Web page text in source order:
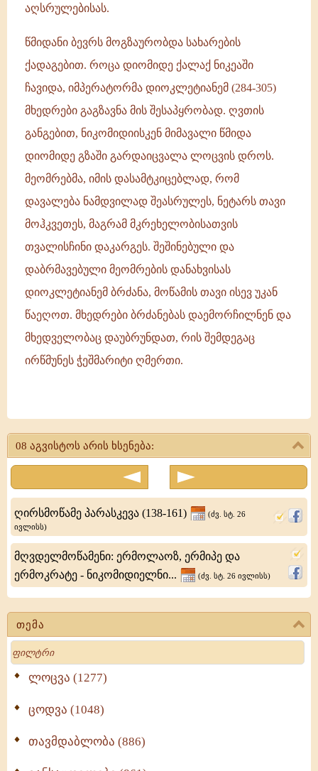
თემა
Search
ლოცვა (1277)
ცოდვა (1048)
თავმდაბლობა (886)
აღსრულებისას.
წმიდანი ბევრს მოგზაურობდა სახარების
ქადაგებით. როცა დიომიდე ქალაქ ნიკეაში
ჩავიდა, იმპერატორმა დიოკლეტიანემ (284-305)
მხედრები გაგზავნა მის შესაპყრობად. ღვთის
განგებით, ნიკომიდიისკენ მიმავალი წმიდა
დიომიდე გზაში გარდაიცვალა ლოცვის დროს.
მეომრებმა, იმის დასამტკიცებლად, რომ
დავალება ნამდვილად შეასრულეს, ნეტარს თავი
მოჰკვეთეს, მაგრამ მკრეხელობისათვის
თვალისჩინი დაკარგეს. შეშინებული და
დაბრმავებული მეომრების დანახვისას
დიოკლეტიანემ ბრძანა, მოწამის თავი ისევ უკან
წაეღოთ. მხედრები ბრძანებას დაემორჩილნენ და
მხედველობაც დაუბრუნდათ, რის შემდეგაც
ირწმუნეს ჭეშმარიტი ღმერთი.
დიომიდე
08 აგვისტოს არის ხსენება:
ღირსმოწამე პარასკევა (138-161)
(ძვ. სტ. 26
ივლისს)
მღვდელმოწამენი: ერმოლაოზ, ერმიპე და
ერმოკრატე - ნიკომიდიელნი...
(ძვ. სტ. 26 ივლისს)